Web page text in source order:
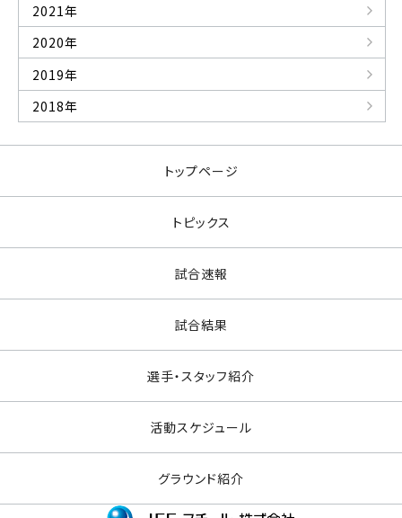
2021年
2020年
2019年
2018年
トップページ
トピックス
試合速報
試合結果
選手・スタッフ紹介
活動スケジュール
グラウンド紹介